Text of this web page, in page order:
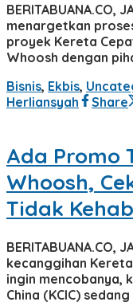
BERITABUANA.CO,
menargetkan
proyek Kereta
Whoosh dengan
Bisnis, Ekbis,
Herliansyah
Share
Ada Promo
Whoosh,
Tidak
BERITABUANA.CO,
kecanggihan
ingin mencobanya,
China (KCIC)